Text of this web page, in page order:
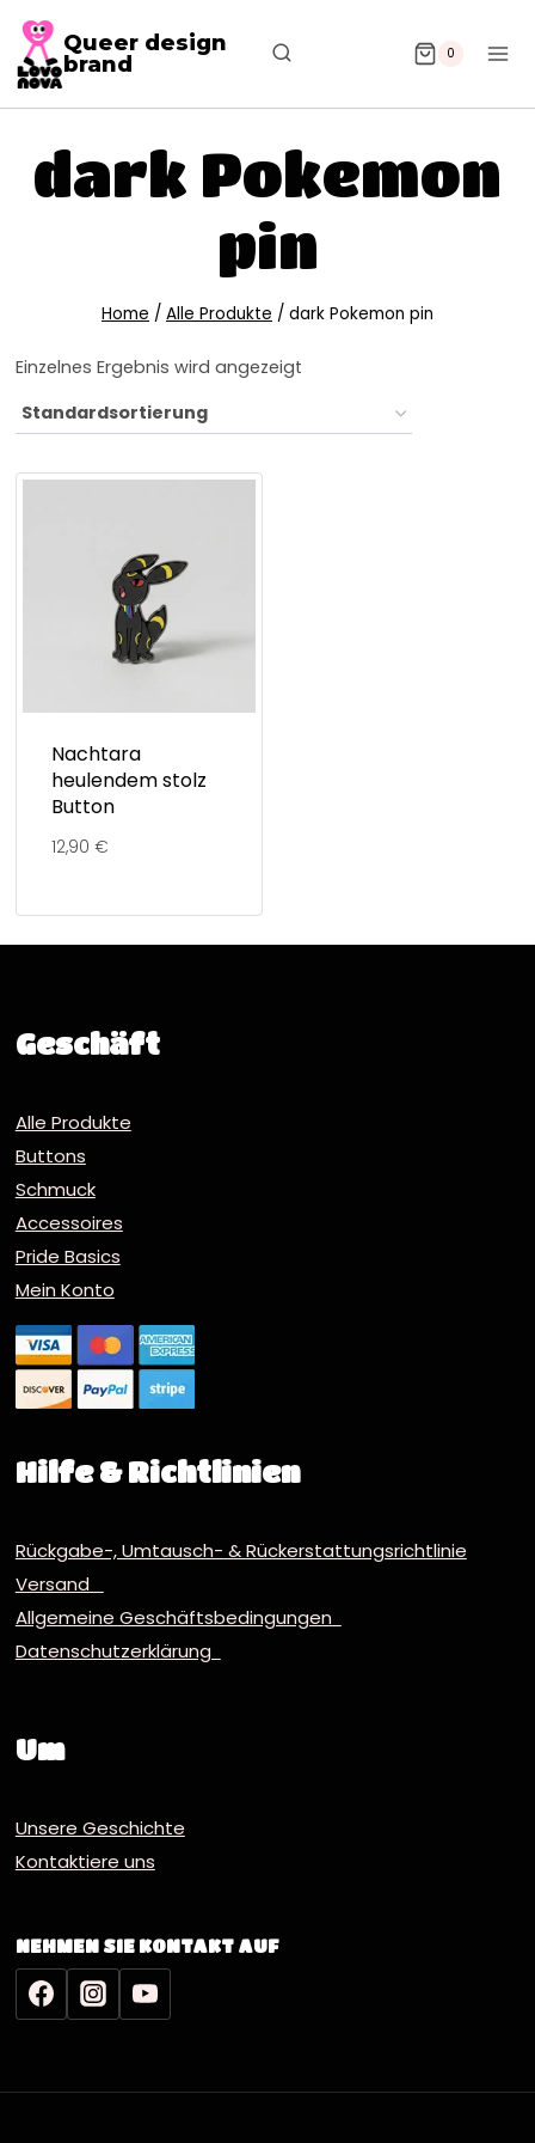
Queer design
brand
0
dark Pokemon
pin
Home / Alle Produkte / dark Pokemon pin
Einzelnes Ergebnis wird angezeigt
Nachtara
heulendem stolz
Button
12,90 €
Geschäft
Alle Produkte
Buttons
Schmuck
Accessoires
Pride Basics
Mein Konto
Hilfe & Richtlinien
Rückgabe-, Umtausch- & Rückerstattungsrichtlinie
Versand
Allgemeine Geschäftsbedingungen
Datenschutzerklärung
Um
Unsere Geschichte
Kontaktiere uns
NEHMEN SIE KONTAKT AUF